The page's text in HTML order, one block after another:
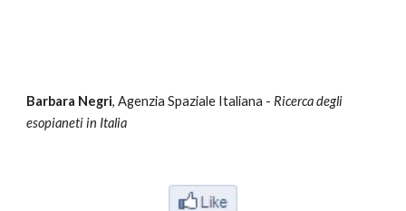
Barbara Negri,Agenzia Spaziale Italiana - Ricerca degli
esopianeti in Italia